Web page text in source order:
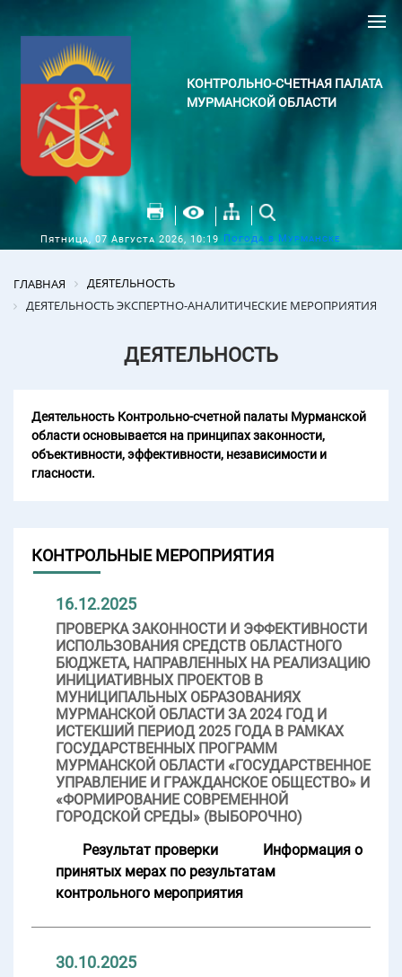
КОНТРОЛЬНО-СЧЕТНАЯ ПАЛАТА
МУРМАНСКОЙ ОБЛАСТИ
Пятница, 07 Августа 2026, 10:19 Погода в Мурманске
ГЛАВНАЯ
ДЕЯТЕЛЬНОСТЬ
ДЕЯТЕЛЬНОСТЬ ЭКСПЕРТНО-АНАЛИТИЧЕСКИЕ МЕРОПРИЯТИЯ
ДЕЯТЕЛЬНОСТЬ
Деятельность Контрольно-счетной палаты Мурманской
области основывается на принципах законности,
объективности, эффективности, независимости и
гласности.
КОНТРОЛЬНЫЕ МЕРОПРИЯТИЯ
16.12.2025
ПРОВЕРКА ЗАКОННОСТИ И ЭФФЕКТИВНОСТИ
ИСПОЛЬЗОВАНИЯ СРЕДСТВ ОБЛАСТНОГО
БЮДЖЕТА, НАПРАВЛЕННЫХ НА РЕАЛИЗАЦИЮ
ИНИЦИАТИВНЫХ ПРОЕКТОВ В
МУНИЦИПАЛЬНЫХ ОБРАЗОВАНИЯХ
МУРМАНСКОЙ ОБЛАСТИ ЗА 2024 ГОД И
ИСТЕКШИЙ ПЕРИОД 2025 ГОДА В РАМКАХ
ГОСУДАРСТВЕННЫХ ПРОГРАММ
МУРМАНСКОЙ ОБЛАСТИ «ГОСУДАРСТВЕННОЕ
УПРАВЛЕНИЕ И ГРАЖДАНСКОЕ ОБЩЕСТВО» И
«ФОРМИРОВАНИЕ СОВРЕМЕННОЙ
ГОРОДСКОЙ СРЕДЫ» (ВЫБОРОЧНО)
Результат проверки
Информация о
принятых мерах по результатам
контрольного мероприятия
30.10.2025